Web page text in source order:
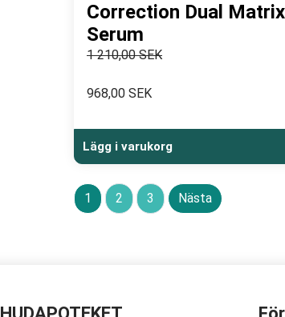
Correction Dual Matrix
Serum
1 210,00 SEK
968,00 SEK
Lägg i varukorg
1 2 3 Nästa